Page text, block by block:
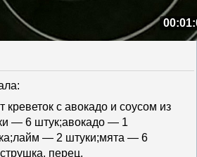
:
с авокадо и соусом из
— 6 штук;авокадо — 1
— 2 штуки;мята — 6
перец.